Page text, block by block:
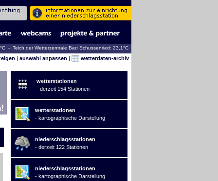
- Teich der Wetterzentrale Bad Schussenried: 23,1°C
| auswahl anpassen | wetterdaten-archiv
wetterstationen
- derzeit 154 Stationen
wetterstationen
- kartographische Darstellung
niederschlagsstationen
- derzeit 122 Stationen
niederschlagsstationen
- kartographische Darstellung